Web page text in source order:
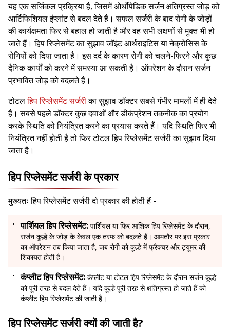
यह एक सर्जिकल प्रक्रिया है, जिसमें ओर्थोपेडिक सर्जन क्षतिग्रस्त जोड़ को
आर्टिफिशियल इंप्लांट से बदल देते हैं। सफल सर्जरी के बाद रोगी के जोड़ों
की कार्यक्षमता फिर से बहाल हो जाती है और वह सभी लक्षणों से मुक्त भी हो
जाते हैं। हिप रिप्लेसमेंट का सुझाव जॉइंट आर्थराइटिस या नेक्रोसिस के
रोगियों को दिया जाता है। इस दर्द के कारण रोगी को चलने-फिरने और कुछ
दैनिक कार्यों को करने में समस्या आ सकती है। ऑपरेशन के दौरान सर्जन
प्रभावित जोड़ को बदलते हैं।
टोटलहिप रिप्लेसमेंट सर्जरीका सुझाव डॉक्टर सबसे गंभीर मामलों में ही देते
हैं। सबसे पहले डॉक्टर कुछ दवाओं और डीकंप्रेशन तकनीक का प्रयोग
करके स्थिति को नियंत्रित करने का प्रयास करते हैं। यदि स्थिति फिर भी
नियंत्रित नहीं होती है तो फिर टोटल हिप रिप्लेसमेंट सर्जरी का सुझाव दिया
जाता है।
हिप रिप्लेसमेंट सर्जरी के प्रकार
मुख्यतः हिप रिप्लेसमेंट सर्जरी दो प्रकार की होती हैं -
पार्शियल हिप रिप्लेसमेंट: पार्शियल या फिर आंशिक हिप रिप्लेसमेंट के दौरान,
सर्जन कूल्हे के जोड़ के केवल एक तरफ को बदलते हैं। आमतौर पर इस प्रकार
का ऑपरेशन तब किया जाता है, जब रोगी को कूल्हे में फ्रैक्चर और ट्यूमर की
शिकायत होती है।
कंप्लीट हिप रिप्लेसमेंट: कंप्लीट या टोटल हिप रिप्लेसमेंट के दौरान सर्जन कूल्हे
को पूरी तरह से बदल देते हैं। यदि कूल्हे पूरी तरह से क्षतिग्रस्त हो जाते हैं को
कंप्लीट हिप रिप्लेसमेंट की जाती है।
हिप रिप्लेसमेंट सर्जरी क्यों की जाती है?